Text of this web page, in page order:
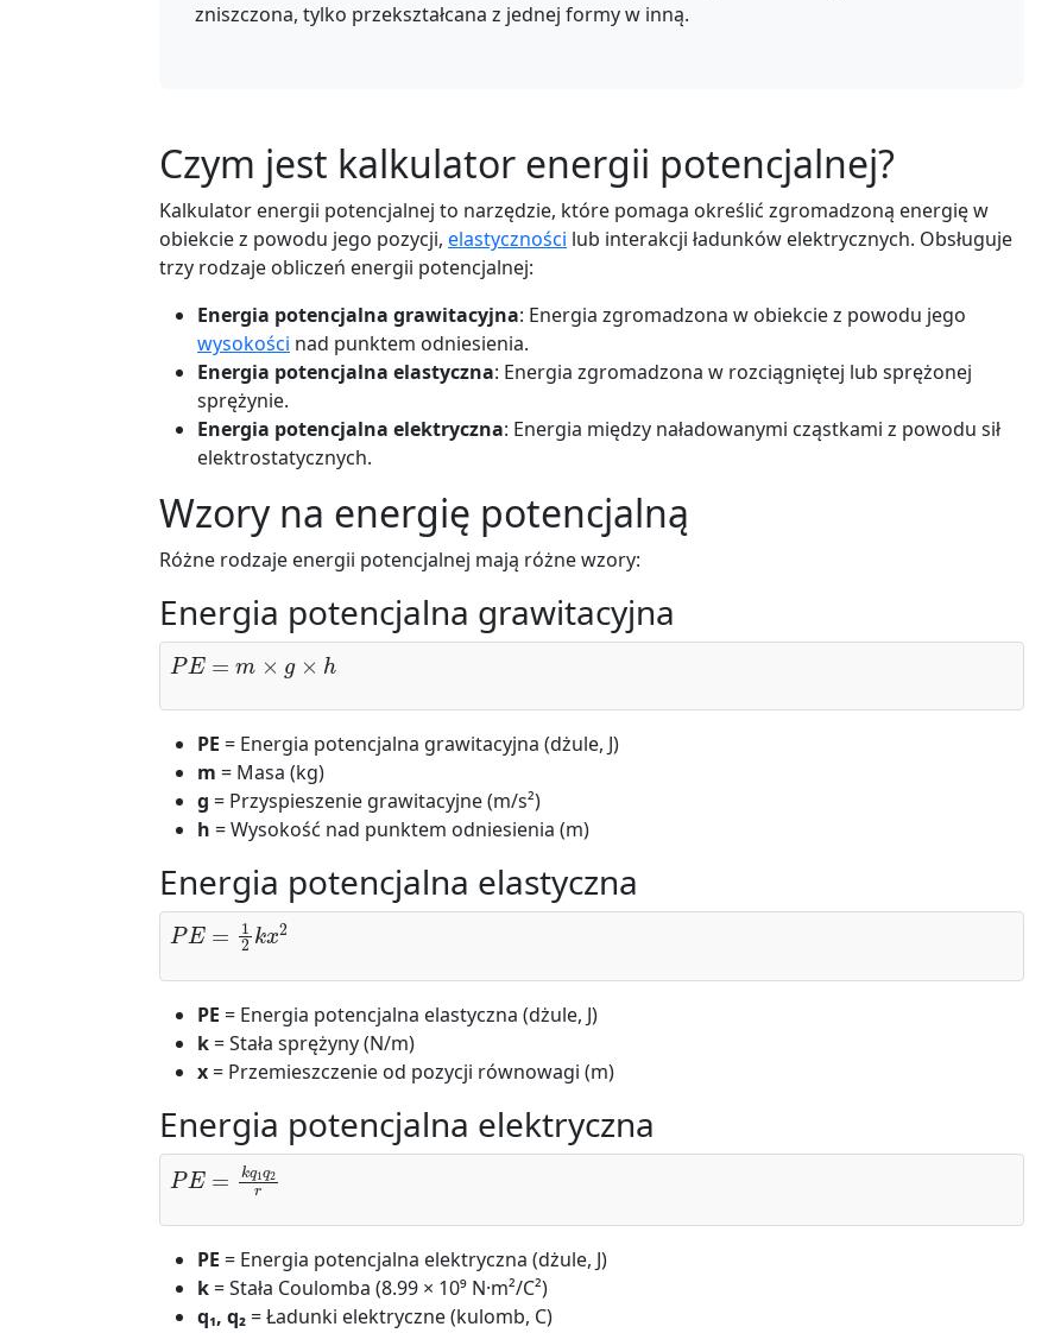
zniszczona, tylko przekształcana z jednej formy w inną.
Czym jest kalkulator energii potencjalnej?
Kalkulator energii potencjalnej to narzędzie, które pomaga określić zgromadzoną energię w
obiekcie z powodu jego pozycji, elastyczności lub interakcji ładunków elektrycznych. Obsługuje
trzy rodzaje obliczeń energii potencjalnej:
Energia potencjalna grawitacyjna: Energia zgromadzona w obiekcie z powodu jego
wysokości nad punktem odniesienia.
Energia potencjalna elastyczna: Energia zgromadzona w rozciągniętej lub sprężonej
sprężynie.
Energia potencjalna elektryczna: Energia między naładowanymi cząstkami z powodu sił
elektrostatycznych.
Wzory na energię potencjalną
Różne rodzaje energii potencjalnej mają różne wzory:
Energia potencjalna grawitacyjna
PE=m×g×h
PE = Energia potencjalna grawitacyjna (dżule, J)
m = Masa (kg)
g = Przyspieszenie grawitacyjne (m/s²)
h = Wysokość nad punktem odniesienia (m)
Energia potencjalna elastyczna
PE=12kx2
PE = Energia potencjalna elastyczna (dżule, J)
k= Stała sprężyny (N/m)
x= Przemieszczenie od pozycji równowagi (m)
Energia potencjalna elektryczna
PE=kq1q2r
PE = Energia potencjalna elektryczna (dżule, J)
k= Stała Coulomba (8.99 × 10⁹ N·m²/C²)
q₁, q₂= Ładunki elektryczne (kulomb, C)